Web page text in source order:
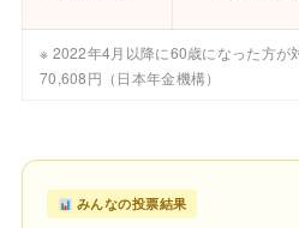
※ 2022年4月以降に60歳になった方が
70,608円（日本年金機構）
みんなの投票結果